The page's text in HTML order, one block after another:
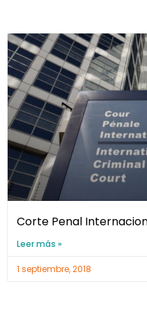
Corte Penal
Leer más »
1 septiembre, 2018